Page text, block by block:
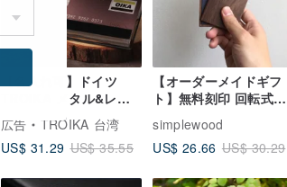
【名入れ可】ドイツ
TROIKA メタル&レザ
ー RFID スキミング防
止カードケース (ブラッ
ク)
広告
TROIKA 台湾
US$ 31.29 US$ 35.55
【オーダーメイドギフ
ト】無料刻印 回転式名
刺ケース/名刺入れ/カー
ドケース ウォールナッ
ト 似顔絵
simplewood
US$ 26.66 US$ 30.29